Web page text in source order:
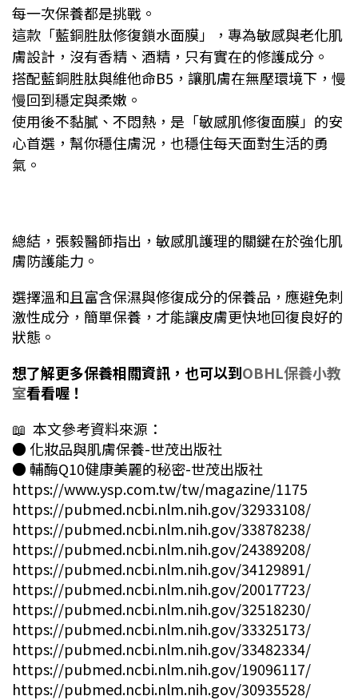
每一次保養都是挑戰。
這款「藍銅胜肽修復鎖水面膜」，專為敏感與老化肌
膚設計，沒有香精、酒精，只有實在的修護成分。
搭配藍銅胜肽與維他命B5，讓肌膚在無壓環境下，慢
慢回到穩定與柔嫩。
使用後不黏膩、不悶熱，是「敏感肌修復面膜」的安
心首選，幫你穩住膚況，也穩住每天面對生活的勇
氣。
總結，張毅醫師指出， 敏感肌護理的關鍵在於強化肌
膚防護能力。
選擇溫和且富含保濕與修復成分的保養品，應避免刺
激性成分，簡單保養，才能讓皮膚更快地回復良好的
狀態。
想了解更多保養相關資訊，也可以到OBHL保養小教
室看看喔！
📖 本文參考資料來源：
●化妝品與肌膚保養-世茂出版社
●輔酶Q10健康美麗的秘密-世茂出版社
https://www.ysp.com.tw/tw/magazine/1175
https://pubmed.ncbi.nlm.nih.gov/32933108/
https://pubmed.ncbi.nlm.nih.gov/33878238/
https://pubmed.ncbi.nlm.nih.gov/24389208/
https://pubmed.ncbi.nlm.nih.gov/34129891/
https://pubmed.ncbi.nlm.nih.gov/20017723/
https://pubmed.ncbi.nlm.nih.gov/32518230/
https://pubmed.ncbi.nlm.nih.gov/33325173/
https://pubmed.ncbi.nlm.nih.gov/33482334/
https://pubmed.ncbi.nlm.nih.gov/19096117/
https://pubmed.ncbi.nlm.nih.gov/30935528/